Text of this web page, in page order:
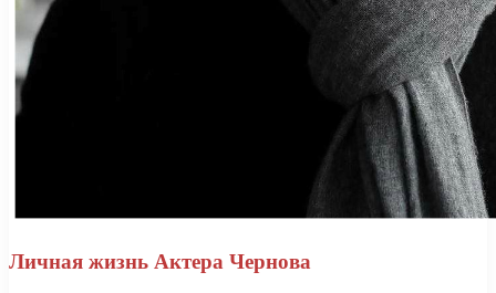
Личная жизнь Актера Чернова